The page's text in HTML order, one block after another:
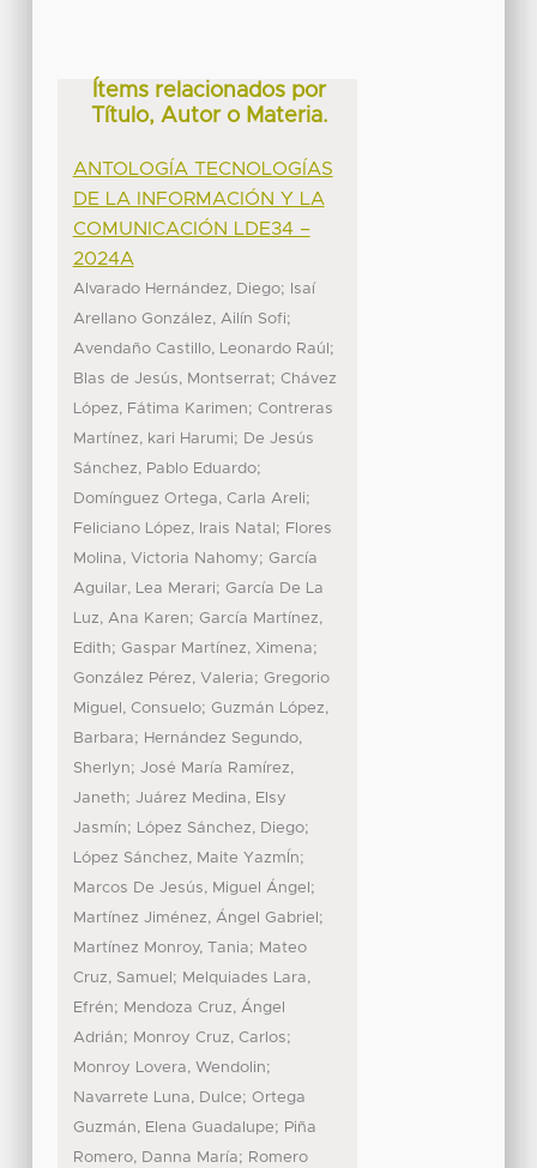
Ítems relacionados por
Título, Autor o Materia.
ANTOLOGÍA TECNOLOGÍAS
DE LA INFORMACIÓN Y LA
COMUNICACIÓN LDE34 –
2024A
Alvarado Hernández, Diego;
Isaí
Arellano González, Ailín Sofi;
Avendaño Castillo, Leonardo Raúl ;
Blas de Jesús, Montserrat; Chávez
López, Fátima Karimen; Contreras
Martínez, kari Harumi; De Jesús
Sánchez, Pablo Eduardo;
Domínguez Ortega, Carla Areli;
Feliciano López, Irais Natal ; Flores
Molina, Victoria Nahomy; García
Aguilar, Lea Merari; García De La
Luz, Ana Karen; García Martínez,
Edith; Gaspar Martínez, Ximena;
González Pérez, Valeria; Gregorio
Miguel, Consuelo; Guzmán López,
Barbara; Hernández Segundo,
Sherlyn; José María Ramírez,
Janeth; Juárez Medina, Elsy
Jasmín; López Sánchez, Diego;
López Sánchez, Maite YazmÍn;
Marcos De Jesús, Miguel Ángel ;
Martínez Jiménez, Ángel Gabriel ;
Martínez Monroy, Tania; Mateo
Cruz, Samuel ; Melquiades Lara,
Efrén; Mendoza Cruz, Ángel
Adrián; Monroy Cruz, Carlos;
Monroy Lovera, Wendolin;
Navarrete Luna, Dulce; Ortega
Guzmán, Elena Guadalupe; Piña
Romero, Danna María; Romero